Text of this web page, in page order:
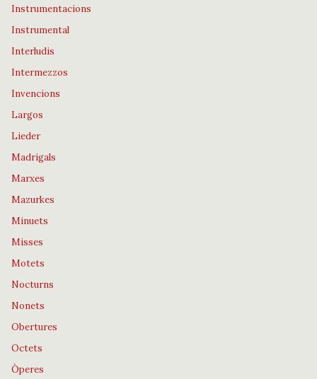
Instrumentacions
Instrumental
Interludis
Intermezzos
Invencions
Largos
Lieder
Madrigals
Marxes
Mazurkes
Minuets
Misses
Motets
Nocturns
Nonets
Obertures
Octets
Òperes